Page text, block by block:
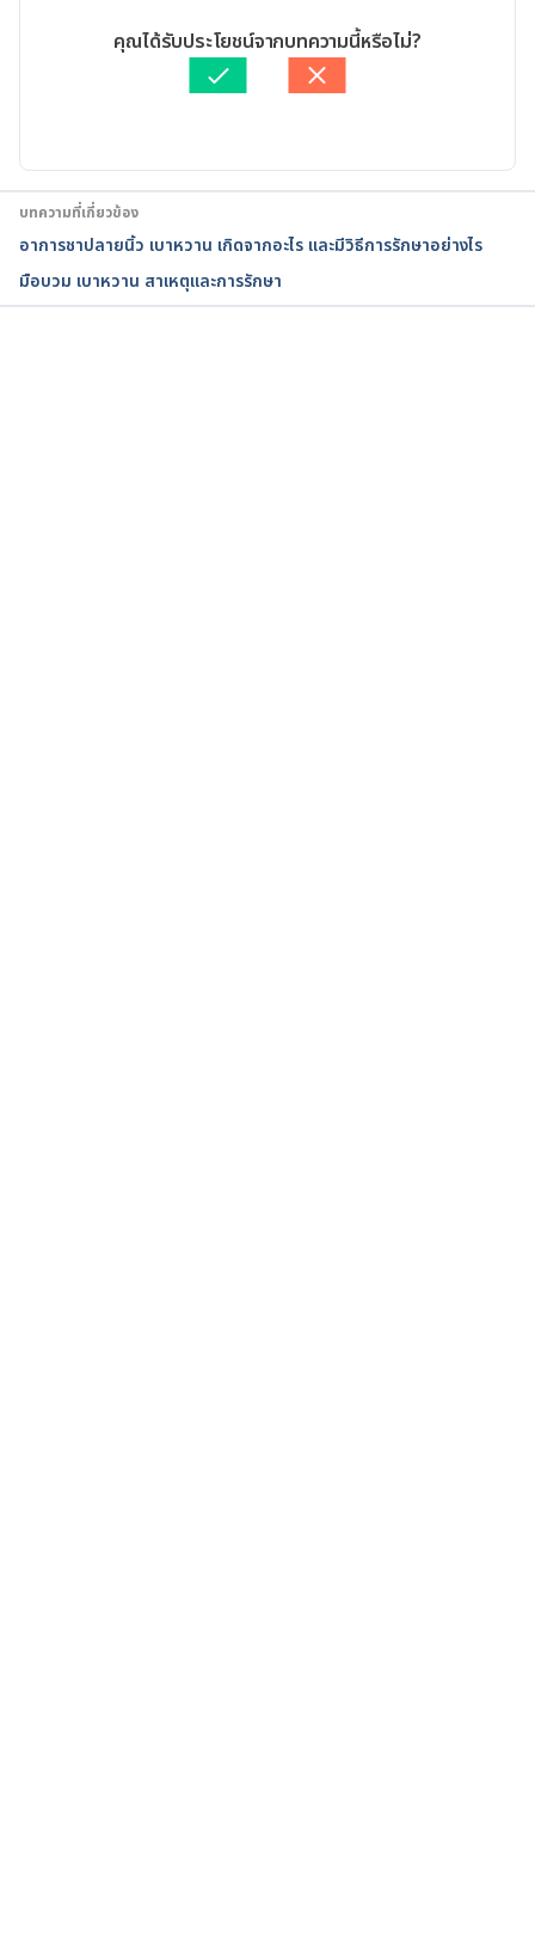
https://www.niddk.nih.gov/health-
information/diabetes/overview/preventing-
problems/nerve-damage-diabetic-neuropathies.
Peripheral Neuropathy and Diabetes.
https://www.webmd.com/diabetes/peripheral-
neuropathy-risk-factors-
symptoms#:~:text=Peripheral%20neuropathy%20i
s%20nerve%20damage,most%20common%20comp
lication%20of%20diabetes. Accessed July 12, 2022
เขียนโดย ธนชาติ จึงแย้มปิ่น
ตรวจสอบข้อมูลทางการแพทย์โดยแพทย์หญิงบุรัสกร ทวีบูรณ์
สิฏฐิณิศา รัชตวโรทัย
คุณได้รับประโยชน์จากบทความนี้หรือไม่?
บทความที่เกี่ยวข้อง
อาการชาปลายนิ้ว เบาหวาน เกิดจากอะไร และมีวิธีการรักษาอย่างไร
มือบวม เบาหวาน สาเหตุและการรักษา